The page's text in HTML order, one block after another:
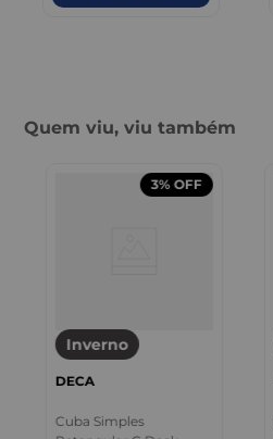
Quem viu, viu também
3% OFF
Inverno
DECA
Cuba Simples